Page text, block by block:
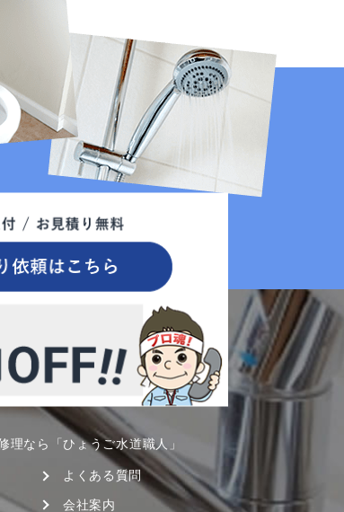
なら「ひょうご水道職人」
よくある質問
会社案内